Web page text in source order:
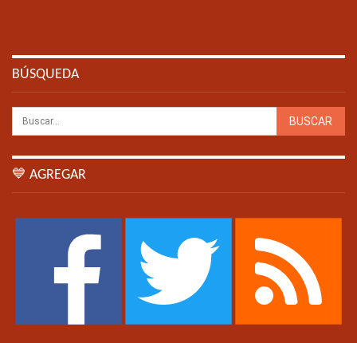
BÚSQUEDA
💙 AGREGAR